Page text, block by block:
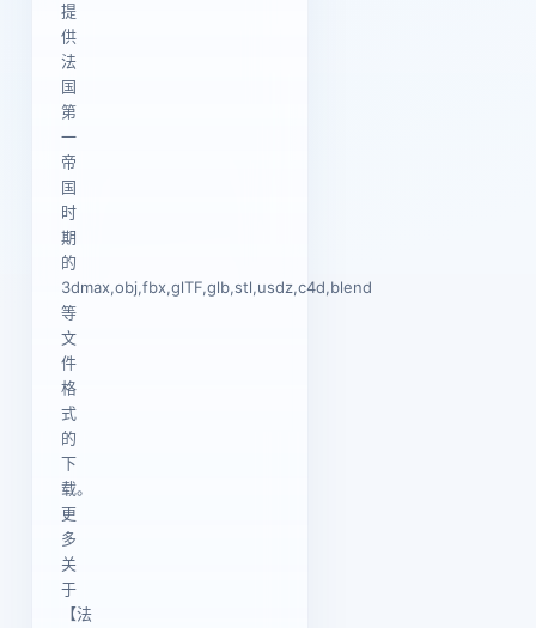
提
供
法
国
第
一
帝
国
时
期
的
3dmax,obj,fbx,glTF,glb,stl,usdz,c4d,blend
等
文
件
格
式
的
下
载。
更
多
关
于
【法